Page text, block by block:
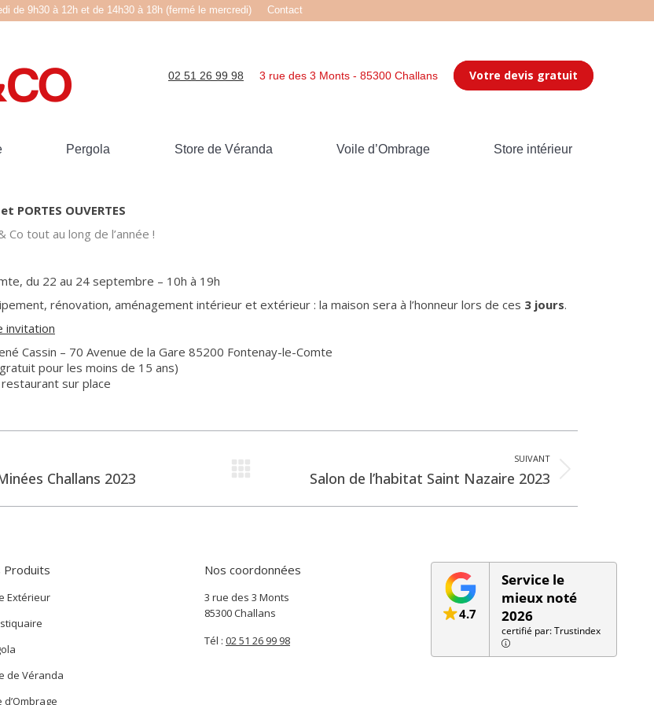
de 9h30 à 12h et de 14h30 à 18h (fermé le mercredi) Contact
02 51 26 99 98 3 rue des 3 Monts - 85300 Challans Votre devis gratuit
Pergola Store de Véranda Voile d’Ombrage Store intérieur
PORTES OUVERTES
Co tout au long de l’année !
du 22 au 24 septembre – 10h à 19h
rénovation, aménagement intérieur et extérieur : la maison sera à l’honneur lors de ces 3 jours.
invitation
Cassin – 70 Avenue de la Gare 85200 Fontenay-le-Comte
pour les moins de 15 ans)
sur place
Challans 2023
SUIVANT
:
Salon de l’habitat Saint Nazaire 2023
Produits
Extérieur
de Véranda
d’Ombrage
Nos coordonnées
3 rue des 3 Monts
85300 Challans
Tél : 02 51 26 99 98
4.7
Service le
mieux noté
2026
certifié par: Trustindex